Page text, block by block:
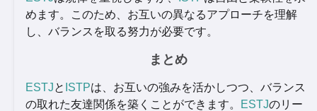
めます。このため、お互いの異なるアプローチを理解
し、バランスを取る努力が必要です。
まとめ
ESTJと ISTPは、お互いの強みを活かしつつ、バランス
の取れた友達関係を築くことができます。
ESTJのリー